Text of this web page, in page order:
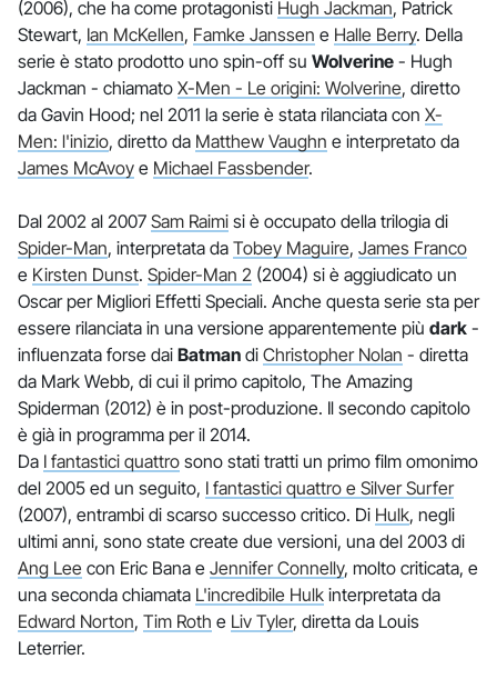
(2006), che ha come protagonisti Hugh Jackman, Patrick
Stewart, Ian McKellen, Famke Janssen e Halle Berry. Della
serie è stato prodotto uno spin-off su Wolverine - Hugh
Jackman - chiamato X-Men - Le origini: Wolverine, diretto
da Gavin Hood; nel 2011 la serie è stata rilanciata con X-
Men: l'inizio, diretto da Matthew Vaughn e interpretato da
James McAvoy e Michael Fassbender.
Dal 2002 al 2007 Sam Raimi si è occupato della trilogia di
Spider-Man, interpretata da Tobey Maguire, James Franco
e Kirsten Dunst. Spider-Man 2 (2004) si è aggiudicato un
Oscar per Migliori Effetti Speciali. Anche questa serie sta per
essere rilanciata in una versione apparentemente più dark -
influenzata forse dai Batman di Christopher Nolan - diretta
da Mark Webb, di cui il primo capitolo, The Amazing
Spiderman (2012) è in post-produzione. Il secondo capitolo
è già in programma per il 2014.
Da I fantastici quattro sono stati tratti un primo film omonimo
del 2005 ed un seguito, I fantastici quattro e Silver Surfer
(2007), entrambi di scarso successo critico. Di Hulk, negli
ultimi anni, sono state create due versioni, una del 2003 di
Ang Lee con Eric Bana e Jennifer Connelly, molto criticata, e
una seconda chiamata L'incredibile Hulk interpretata da
Edward Norton, Tim Roth e Liv Tyler, diretta da Louis
Leterrier.